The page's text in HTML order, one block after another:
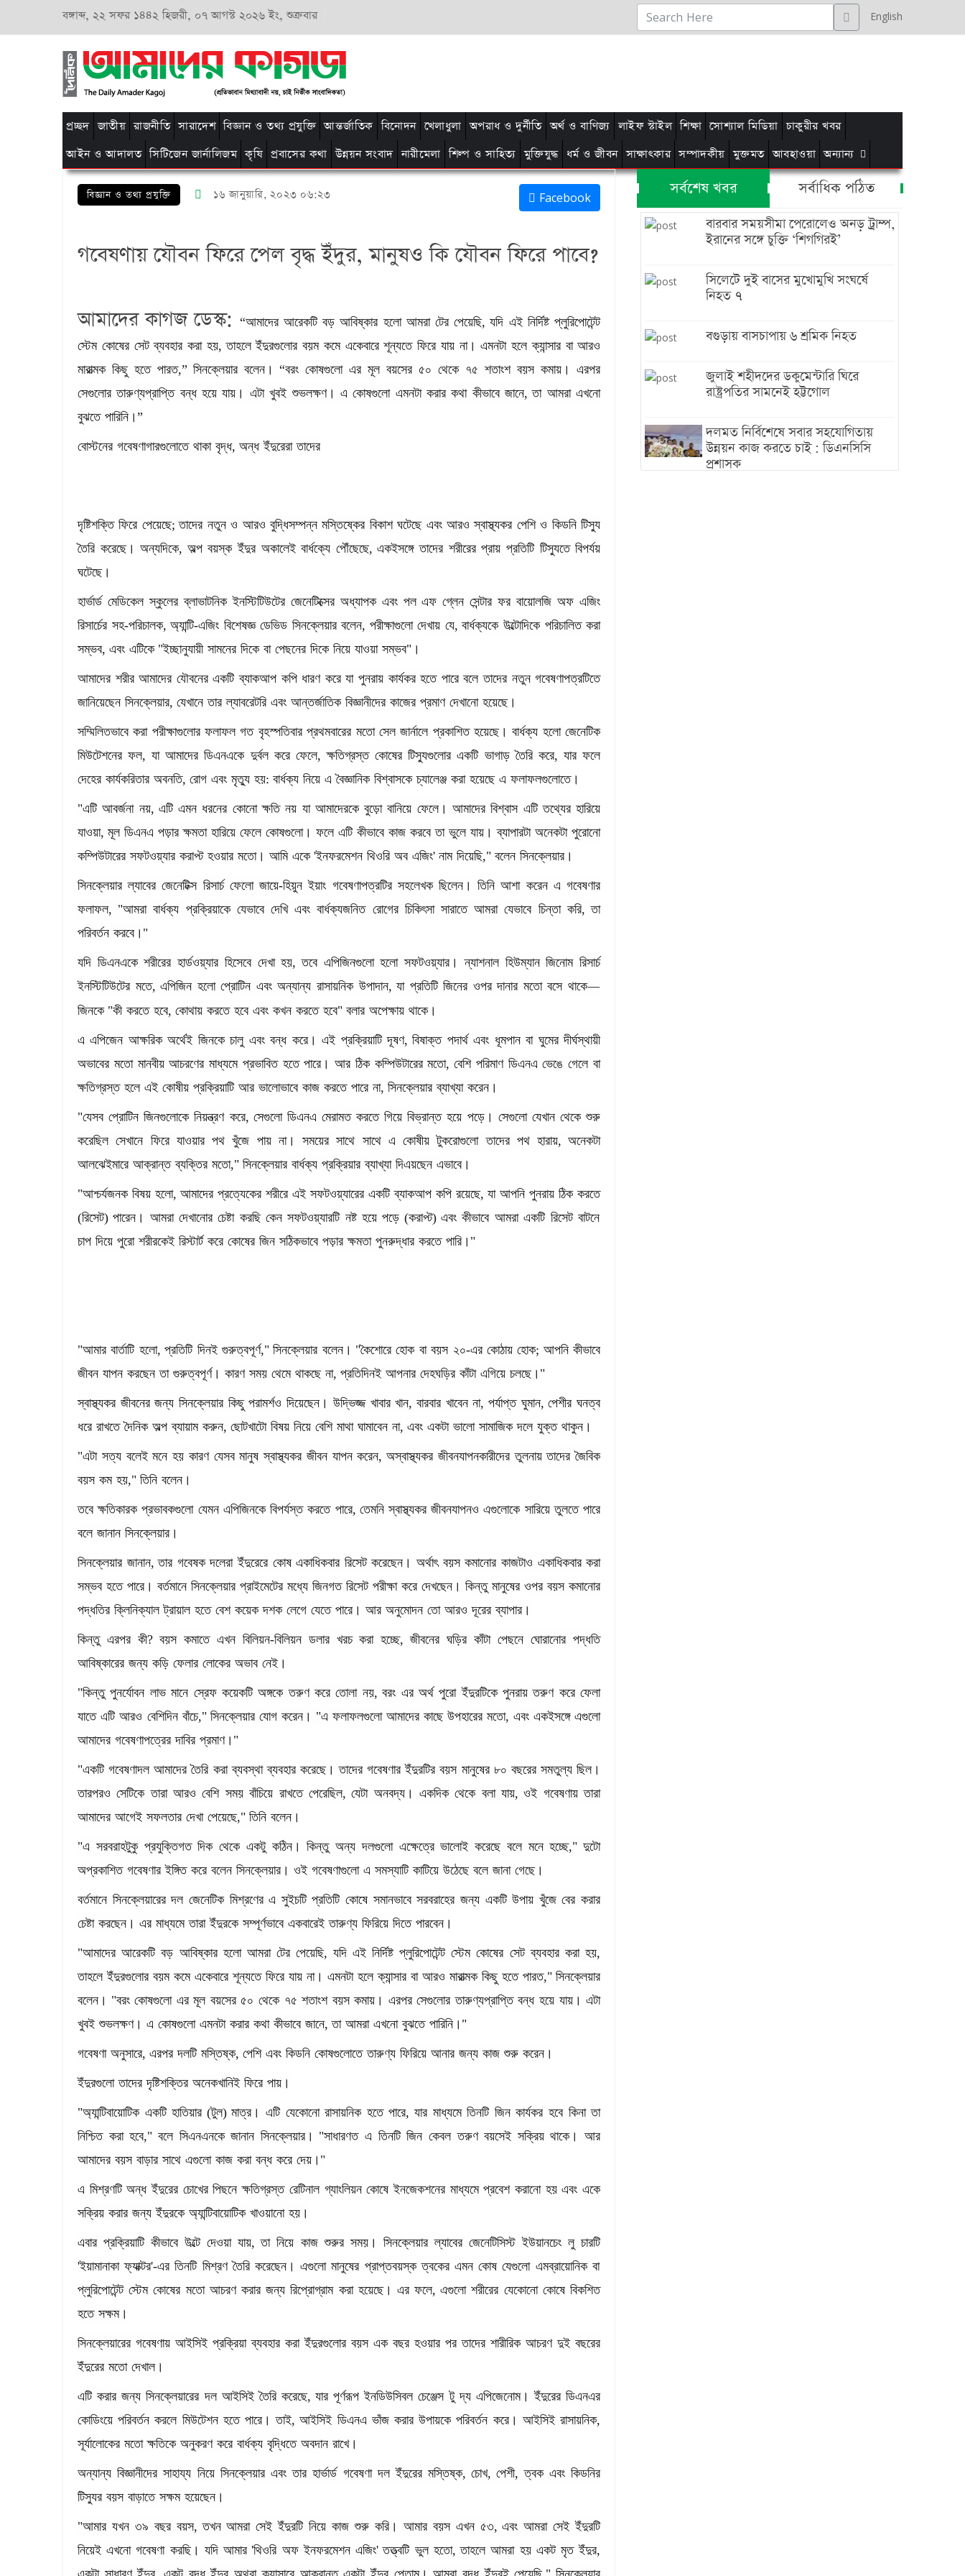
বঙ্গাব্দ, ২২ সফর ১৪৪২ হিজরী, ০৭ আগস্ট ২০২৬ ইং, শুক্রবার English
প্রচ্ছদ জাতীয় রাজনীতি সারাদেশ বিজ্ঞান ও তথ্য প্রযুক্তি আন্তর্জাতিক বিনোদন খেলাধুলা অপরাধ ও দুর্নীতি অর্থ ও বাণিজ্য লাইফ স্টাইল শিক্ষা সোশ্যাল মিডিয়া চাকুরীর খবর
আইন ও আদালত সিটিজেন জার্নালিজম কৃষি প্রবাসের কথা উন্নয়ন সংবাদ নারীমেলা শিল্প ও সাহিত্য মুক্তিযুদ্ধ ধর্ম ও জীবন সাক্ষাৎকার সম্পাদকীয় মুক্তমত আবহাওয়া অন্যান্য
বিজ্ঞান ও তথ্য প্রযুক্তি ১৬ জানুয়ারি, ২০২৩ ০৬:২৩ Facebook
গবেষণায় যৌবন ফিরে পেল বৃদ্ধ ইঁদুর, মানুষও কি যৌবন ফিরে পাবে?
আমাদের কাগজ ডেস্ক: “আমাদের আরেকটি বড় আবিষ্কার হলো আমরা টের পেয়েছি,যদি এই নির্দিষ্ট প্লুরিপোটেন্ট
স্টেম কোষের সেট ব্যবহার করা হয়,তাহলে ইঁদুরগুলোর বয়ম কমে একেবারে শূন্যতে ফিরে যায় না। এমনটা হলে ক্যান্সার বা আরও
মারাত্মক কিছু হতে পারত,” সিনক্লেয়ার বলেন। “বরং কোষগুলো এর মূল বয়সের ৫০ থেকে ৭৫ শতাংশ বয়স কমায়।
এরপর
সেগুলোর তারুণ্যপ্রাপ্তি বন্ধ হয়ে যায়। এটা খুবই শুভলক্ষণ। এ কোষগুলো এমনটা করার কথা কীভাবে জানে,তা আমরা এখনো
বুঝতে পারিনি। ”
বোস্টনের গবেষণাগারগুলোতে থাকা বৃদ্ধ, অন্ধ ইঁদুরেরা তাদের
দৃষ্টিশক্তি ফিরে পেয়েছে;তাদের নতুন ও আরও বুদ্ধিসম্পন্ন মস্তিষ্কের বিকাশ ঘটেছে এবং আরও স্বাস্থ্যকর পেশি ও কিডনি টিস্যু
তৈরি করেছে। অন্যদিকে, অল্প বয়স্ক ইঁদুর অকালেই বার্ধক্যে পৌঁছেছে,একইসঙ্গে তাদের শরীরের প্রায় প্রতিটি টিস্যুতে বিপর্যয়
ঘটেছে।
হার্ভার্ড মেডিকেল স্কুলের ব্লাভাটনিক ইনস্টিটিউটের জেনেটিক্সের অধ্যাপক এবং পল এফ গ্লেন সেন্টার ফর বায়োলজি অফ এজিং
রিসার্চের সহ-পরিচালক,অ্যান্টি-এজিং বিশেষজ্ঞ ডেভিড সিনক্লেয়ার বলেন, পরীক্ষাগুলো দেখায় যে,বার্ধক্যকে উল্টোদিকে পরিচালিত করা
সম্ভব, এবং এটিকে"ইচ্ছানুযায়ী সামনের দিকে বা পেছনের দিকে নিয়ে যাওয়া সম্ভব" ।
আমাদের শরীর আমাদের যৌবনের একটি ব্যাকআপ কপি ধারণ করে যা পুনরায় কার্যকর হতে পারে বলে তাদের নতুন গবেষণাপত্রটিতে
জানিয়েছেন সিনক্লেয়ার, যেখানে তার ল্যাবরেটরি এবং আন্তর্জাতিক বিজ্ঞানীদের কাজের প্রমাণ দেখানো হয়েছে।
সম্মিলিতভাবে করা পরীক্ষাগুলোর ফলাফল গত বৃহস্পতিবার প্রথমবারের মতো সেল জার্নালে প্রকাশিত হয়েছে। বার্ধক্য হলো জেনেটিক
মিউটেশনের ফল, যা আমাদের ডিএনএকে দুর্বল করে ফেলে,ক্ষতিগ্রস্ত কোষের টিস্যুগুলোর একটি ভাগাড় তৈরি করে, যার ফলে
দেহের কার্যকরিতার অবনতি, রোগ এবং মৃত্যু হয়: বার্ধক্য নিয়ে এ বৈজ্ঞানিক বিশ্বাসকে চ্যালেঞ্জ করা হয়েছে এ ফলাফলগুলোতে।
"এটি আবর্জনা নয়, এটি এমন ধরনের কোনো ক্ষতি নয় যা আমাদেরকে বুড়ো বানিয়ে ফেলে। আমাদের বিশ্বাস এটি তথ্যের হারিয়ে
যাওয়া, মূল ডিএনএ পড়ার ক্ষমতা হারিয়ে ফেলে কোষগুলো। ফলে এটি কীভাবে কাজ করবে তা ভুলে যায়। ব্যাপারটা অনেকটা পুরোনো
কম্পিউটারের সফটওয়্যার করাপ্ট হওয়ার মতো। আমি একে'ইনফরমেশন থিওরি অব এজিং' নাম দিয়েছি," বলেন সিনক্লেয়ার।
সিনক্লেয়ার ল্যাবের জেনেটিক্স রিসার্চ ফেলো জায়ে-হিয়ুন ইয়াং গবেষণাপত্রটির সহলেখক ছিলেন। তিনি আশা করেন এ গবেষণার
ফলাফল, "আমরা বার্ধক্য প্রক্রিয়াকে যেভাবে দেখি এবং বার্ধক্যজনিত রোগের চিকিৎসা সারাতে আমরা যেভাবে চিন্তা করি,তা
পরিবর্তন করবে। "
যদি ডিএনএকে শরীরের হার্ডওয়্যার হিসেবে দেখা হয়,তবে এপিজিনগুলো হলো সফটওয়্যার। ন্যাশনাল হিউম্যান জিনোম রিসার্চ
ইনস্টিটিউটের মতে,এপিজিন হলো প্রোটিন এবং অন্যান্য রাসায়নিক উপাদান,যা প্রতিটি জিনের ওপর দানার মতো বসে থাকে—
জিনকে"কী করতে হবে, কোথায় করতে হবে এবং কখন করতে হবে" বলার অপেক্ষায় থাকে।
এ এপিজেন আক্ষরিক অর্থেই জিনকে চালু এবং বন্ধ করে। এই প্রক্রিয়াটি দূষণ,বিষাক্ত পদার্থ এবং ধূমপান বা ঘুমের দীর্ঘস্থায়ী
অভাবের মতো মানবীয় আচরণের মাধ্যমে প্রভাবিত হতে পারে। আর ঠিক কম্পিউটারের মতো,বেশি পরিমাণ ডিএনএ ভেঙে গেলে বা
ক্ষতিগ্রস্ত হলে এই কোষীয় প্রক্রিয়াটি আর ভালোভাবে কাজ করতে পারে না, সিনক্লেয়ার ব্যাখ্যা করেন।
"যেসব প্রোটিন জিনগুলোকে নিয়ন্ত্রণ করে, সেগুলো ডিএনএ মেরামত করতে গিয়ে বিভ্রান্ত হয়ে পড়ে। সেগুলো যেখান থেকে শুরু
করেছিল সেখানে ফিরে যাওয়ার পথ খুঁজে পায় না। সময়ের সাথে সাথে এ কোষীয় টুকরোগুলো তাদের পথ হারায়,অনেকটা
আলঝেইমারে আক্রান্ত ব্যক্তির মতো," সিনক্লেয়ার বার্ধক্য প্রক্রিয়ার ব্যাখ্যা দিএয়ছেন এভাবে।
"আশ্চর্যজনক বিষয় হলো, আমাদের প্রত্যেকের শরীরে এই সফটওয়্যারের একটি ব্যাকআপ কপি রয়েছে, যা আপনি পুনরায় ঠিক করতে
(রিসেট)পারেন। আমরা দেখানোর চেষ্টা করছি কেন সফটওয়্যারটি নষ্ট হয়ে পড়ে (করাপ্ট)এবং কীভাবে আমরা একটি রিসেট বাটনে
চাপ দিয়ে পুরো শরীরকেই রিস্টার্ট করে কোষের জিন সঠিকভাবে পড়ার ক্ষমতা পুনরুদ্ধার করতে পারি। "
"আমার বার্তাটি হলো,প্রতিটি দিনই গুরুত্বপূর্ণ,"সিনক্লেয়ার বলেন। "কৈশোরে হোক বা বয়স ২০-এর কোঠায় হোক; আপনি কীভাবে
জীবন যাপন করছেন তা গুরুত্বপূর্ণ। কারণ সময় থেমে থাকছে না, প্রতিদিনই আপনার দেহঘড়ির কাঁটা এগিয়ে চলছে। "
স্বাস্থ্যকর জীবনের জন্য সিনক্লেয়ার কিছু পরামর্শও দিয়েছেন। উদ্ভিজ্জ খাবার খান, বারবার খাবেন না, পর্যাপ্ত ঘুমান,পেশীর ঘনত্ব
ধরে রাখতে দৈনিক অল্প ব্যায়াম করুন, ছোটখাটো বিষয় নিয়ে বেশি মাথা ঘামাবেন না, এবং একটা ভালো সামাজিক দলে যুক্ত থাকুন।
"এটা সত্য বলেই মনে হয় কারণ যেসব মানুষ স্বাস্থ্যকর জীবন যাপন করেন, অস্বাস্থ্যকর জীবনযাপনকারীদের তুলনায় তাদের জৈবিক
বয়স কম হয়," তিনি বলেন।
তবে ক্ষতিকারক প্রভাবকগুলো যেমন এপিজিনকে বিপর্যস্ত করতে পারে, তেমনি স্বাস্থ্যকর জীবনযাপনও এগুলোকে সারিয়ে তুলতে পারে
বলে জানান সিনক্লেয়ার।
সিনক্লেয়ার জানান,তার গবেষক দলেরা ইঁদুরেরে কোষ একাধিকবার রিসেট করেছেন। অর্থাৎ বয়স কমানোর কাজটাও একাধিকবার করা
সম্ভব হতে পারে। বর্তমানে সিনক্লেয়ার প্রাইমেটের মধ্যে জিনগত রিসেট পরীক্ষা করে দেখছেন। কিন্তু মানুষের ওপর বয়স কমানোর
পদ্ধতির ক্লিনিক্যাল ট্রায়াল হতে বেশ কয়েক দশক লেগে যেতে পারে। আর অনুমোদন তো আরও দূরের ব্যাপার।
কিন্তু এরপর কী? বয়স কমাতে এখন বিলিয়ন-বিলিয়ন ডলার খরচ করা হচ্ছে,জীবনের ঘড়ির কাঁটা পেছনে ঘোরানোর পদ্ধতি
আবিষ্কারের জন্য কড়ি ফেলার লোকের অভাব নেই।
"কিন্তু পুনর্যোবন লাভ মানে স্রেফ কয়েকটি অঙ্গকে তরুণ করে তোলা নয়,বরং এর অর্থ পুরো ইঁদুরটিকে পুনরায় তরুণ করে ফেলা
যাতে এটি আরও বেশিদিন বাঁচে," সিনক্লেয়ার যোগ করেন। "এ ফলাফলগুলো আমাদের কাছে উপহারের মতো, এবং একইসঙ্গে এগুলো
আমাদের গবেষণাপত্রের দাবির প্রমাণ। "
"একটি গবেষণাদল আমাদের তৈরি করা ব্যবস্থা ব্যবহার করেছে। তাদের গবেষণার ইঁদুরটির বয়স মানুষের ৮০ বছরের সমতুল্য ছিল।
তারপরও সেটিকে তারা আরও বেশি সময় বাঁচিয়ে রাখতে পেরেছিল,যেটা অনবদ্য। একদিক থেকে বলা যায়,ওই গবেষণায় তারা
আমাদের আগেই সফলতার দেখা পেয়েছে," তিনি বলেন।
"এ সরবরাহটুকু প্রযুক্তিগত দিক থেকে একটু কঠিন। কিন্তু অন্য দলগুলো এক্ষেত্রে ভালোই করেছে বলে মনে হচ্ছে," দুটো
অপ্রকাশিত গবেষণার ইঙ্গিত করে বলেন সিনক্লেয়ার। ওই গবেষণাগুলো এ সমস্যাটি কাটিয়ে উঠেছে বলে জানা গেছে।
বর্তমানে সিনক্লেয়ারের দল জেনেটিক মিশ্রণের এ সুইচটি প্রতিটি কোষে সমানভাবে সরবরাহের জন্য একটি উপায় খুঁজে বের করার
চেষ্টা করছেন। এর মাধ্যমে তারা ইঁদুরকে সম্পূর্ণভাবে একবারেই তারুণ্য ফিরিয়ে দিতে পারবেন।
"আমাদের আরেকটি বড় আবিষ্কার হলো আমরা টের পেয়েছি, যদি এই নির্দিষ্ট প্লুরিপোটেন্ট স্টেম কোষের সেট ব্যবহার করা হয়,
তাহলে ইঁদুরগুলোর বয়ম কমে একেবারে শূন্যতে ফিরে যায় না। এমনটা হলে ক্যান্সার বা আরও মারাত্মক কিছু হতে পারত," সিনক্লেয়ার
বলেন। "বরং কোষগুলো এর মূল বয়সের ৫০ থেকে ৭৫ শতাংশ বয়স কমায়। এরপর সেগুলোর তারুণ্যপ্রাপ্তি বন্ধ হয়ে যায়। এটা
খুবই শুভলক্ষণ। এ কোষগুলো এমনটা করার কথা কীভাবে জানে,তা আমরা এখনো বুঝতে পারিনি। "
গবেষণা অনুসারে, এরপর দলটি মস্তিষ্ক, পেশি এবং কিডনি কোষগুলোতে তারুণ্য ফিরিয়ে আনার জন্য কাজ শুরু করেন।
ইঁদুরগুলো তাদের দৃষ্টিশক্তির অনেকখানিই ফিরে পায়।
"অ্যান্টিবায়োটিক একটি হাতিয়ার(টুল)মাত্র। এটি যেকোনো রাসায়নিক হতে পারে, যার মাধ্যমে তিনটি জিন কার্যকর হবে কিনা তা
নিশ্চিত করা হবে," বলে সিএনএনকে জানান সিনক্লেয়ার। "সাধারণত এ তিনটি জিন কেবল তরুণ বয়সেই সক্রিয় থাকে।
আর
আমাদের বয়স বাড়ার সাথে এগুলো কাজ করা বন্ধ করে দেয়। "
এ মিশ্রণটি অন্ধ ইঁদুরের চোখের পিছনে ক্ষতিগ্রস্ত রেটিনাল গ্যাংলিয়ন কোষে ইনজেকশনের মাধ্যমে প্রবেশ করানো হয় এবং একে
সক্রিয় করার জন্য ইঁদুরকে অ্যান্টিবায়োটিক খাওয়ানো হয়।
এবার প্রক্রিয়াটি কীভাবে উল্টে দেওয়া যায়,তা নিয়ে কাজ শুরুর সময়। সিনক্লেয়ার ল্যাবের জেনেটিসিস্ট ইউয়ানচেং লু চারটি
'ইয়ামানাকা ফ্যাক্টর'-এর তিনটি মিশ্রণ তৈরি করেছেন। এগুলো মানুষের প্রাপ্তবয়স্ক ত্বকের এমন কোষ যেগুলো এমব্রায়োনিক বা
প্লুরিপোটেন্ট স্টেম কোষের মতো আচরণ করার জন্য রিপ্রোগ্রাম করা হয়েছে। এর ফলে,এগুলো শরীরের যেকোনো কোষে বিকশিত
হতে সক্ষম।
সিনক্লেয়ারের গবেষণায় আইসিই প্রক্রিয়া ব্যবহার করা ইঁদুরগুলোর বয়স এক বছর হওয়ার পর তাদের শারীরিক আচরণ দুই বছরের
ইঁদুরের মতো দেখাল।
এটি করার জন্য সিনক্লেয়ারের দল আইসিই তৈরি করেছে, যার পূর্ণরূপ ইনডিউসিবল চেঞ্জেস টু দ্য এপিজেনোম। ইঁদুরের ডিএনএর
কোডিংয়ে পরিবর্তন করলে মিউটেশন হতে পারে। তাই,আইসিই ডিএনএ ভাঁজ করার উপায়কে পরিবর্তন করে। আইসিই রাসায়নিক,
সূর্যালোকের মতো ক্ষতিকে অনুকরণ করে বার্ধক্য বৃদ্ধিতে অবদান রাখে।
অন্যান্য বিজ্ঞানীদের সাহায্য নিয়ে সিনক্লেয়ার এবং তার হার্ভার্ড গবেষণা দল ইঁদুরের মস্তিষ্ক,চোখ,পেশী,ত্বক এবং কিডনির
টিস্যুর বয়স বাড়াতে সক্ষম হয়েছেন।
"আমার যখন ৩৯ বছর বয়স,তখন আমরা সেই ইঁদুরটি নিয়ে কাজ শুরু করি। আমার বয়স এখন ৫৩,এবং আমরা সেই ইঁদুরটি
নিয়েই এখনো গবেষণা করছি। যদি আমার'থিওরি অফ ইনফরমেশন এজিং'তত্ত্বটি ভুল হতো,তাহলে আমরা হয় একট মৃত ইঁদুর,
সর্বশেষ খবর সর্বাধিক পঠিত
বারবার সময়সীমা পেরোলেও অনড় ট্রাম্প,
ইরানের সঙ্গে চুক্তি ‘শিগগিরই’
সিলেটে দুই বাসের মুখোমুখি সংঘর্ষে
নিহত ৭
বগুড়ায় বাসচাপায় ৬ শ্রমিক নিহত
জুলাই শহীদদের ডকুমেন্টারি ঘিরে
রাষ্ট্রপতির সামনেই হট্টগোল
দলমত নির্বিশেষে সবার সহযোগিতায়
উন্নয়ন কাজ করতে চাই : ডিএনসিসি
প্রশাসক